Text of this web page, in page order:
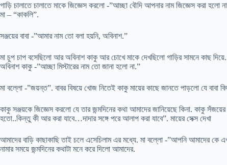
গাড়ি চালাতে চালাতে মাকে জিজ্ঞেস করলো -”আচ্ছা বৌদি আপনার নাম জিজ্ঞেস করা হলো
মা – “কাকলি”.
সঞ্জয়ের বাবা -”আমার নাম তো বলা হয়নি, অবিনাশ.”
মা চুপ চাপ বসেছিলো আর অবিনাশ কাকু আর চোখে মাকে দেখছিলো গাড়ির সামনে কাছ দিয়ে.
অবিনাশ কাকু -”আচ্ছা মিস্টারের নাম তো জানা হলো না.”
মা বল্লো -”জয়ন্ত”. বাবর বিষয়ে খোজ নিতেই কাকু মায়ের কাছে জানতে পাড়লো যে বাবা
কাকু সঞ্জয়কে জিজ্ঞেস করলো যে তার জন্মদিনের কথা আমাদের জানিয়েছে কিনা. কাকু
হতো..কিন্তু কী আর করা যাবে…দাদার সঙ্গে পরে আলাপ করা যাবে”. মায়ের সেক্স দেখা
আমাদের বাড়ি কাছাকাছি তাই চলে এসেচিলাম এর মধ্যে. মা বল্লো -”আপনি আমাদের কে
নামার সময়ে জন্মদিনের কথাটা মনে করে দিলো আমাদের.